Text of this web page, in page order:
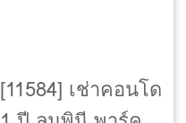
[11584] เช่าคอนโด